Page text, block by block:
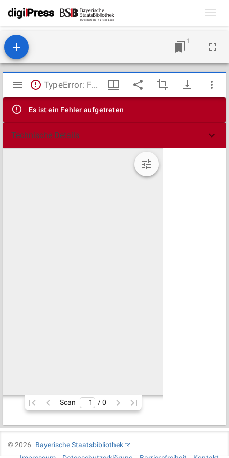
1
Mirador
Viewer
TypeError: Failed to fetch
Es ist ein Fehler aufgetreten
Technische Details
Scan / 0
©2026
Bayerische Staatsbibliothek